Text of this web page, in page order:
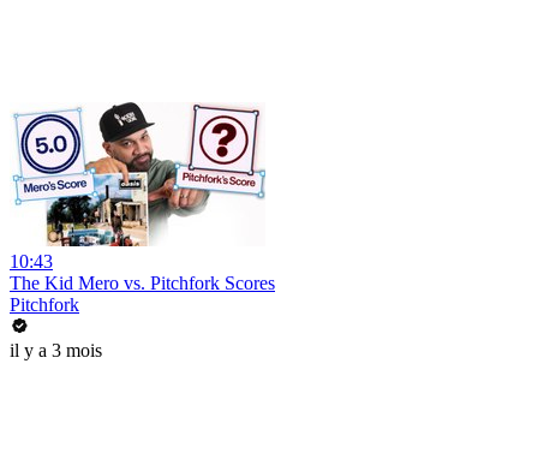
10:43
The Kid Mero vs. Pitchfork Scores
Pitchfork
il y a 3 mois